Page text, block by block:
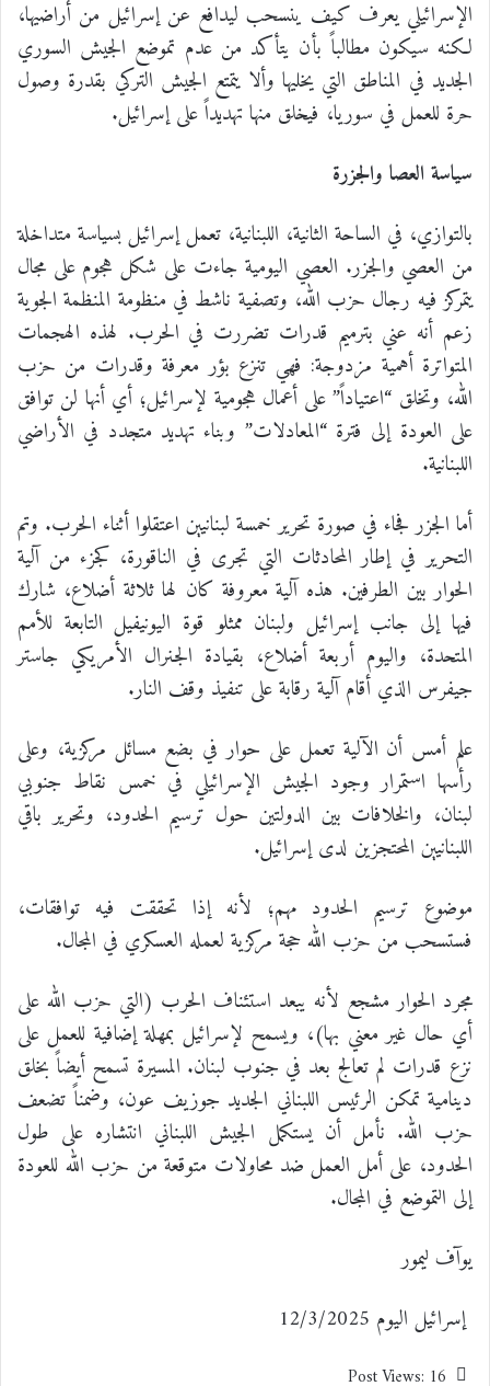
الإسرائيلي يعرف كيف ينسحب ليدافع عن إسرائيل من أراضيها،
لكنه سيكون مطالباً بأن يتأكد من عدم تموضع الجيش السوري
الجديد في المناطق التي يخليها وألا يتمتع الجيش التركي بقدرة وصول
حرة للعمل في سوريا، فيخلق منها تهديداً على إسرائيل.
سياسة العصا والجزرة
بالتوازي، في الساحة الثانية، اللبنانية، تعمل إسرائيل بسياسة متداخلة
من العصي والجزر. العصي اليومية جاءت على شكل هجوم على مجال
يتمركز فيه رجال حزب الله، وتصفية ناشط في منظومة المنظمة الجوية
زعم أنه عني بترميم قدرات تضررت في الحرب. لهذه الهجمات
المتواترة أهمية مزدوجة: فهي تنزع بؤر معرفة وقدرات من حزب
الله، وتخلق “اعتياداً” على أعمال هجومية لإسرائيل؛ أي أنها لن توافق
على العودة إلى فترة “المعادلات” وبناء تهديد متجدد في الأراضي
اللبنانية.
أما الجزر فجاء في صورة تحرير خمسة لبنانيين اعتقلوا أثناء الحرب. وتم
التحرير في إطار المحادثات التي تجرى في الناقورة، كجزء من آلية
الحوار بين الطرفين. هذه آلية معروفة كان لها ثلاثة أضلاع، شارك
فيها إلى جانب إسرائيل ولبنان ممثلو قوة اليونيفيل التابعة للأمم
المتحدة، واليوم أربعة أضلاع، بقيادة الجنرال الأمريكي جاستر
جيفرس الذي أقام آلية رقابة على تنفيذ وقف النار.
علم أمس أن الآلية تعمل على حوار في بضع مسائل مركزية، وعلى
رأسها استمرار وجود الجيش الإسرائيلي في خمس نقاط جنوبي
لبنان، والخلافات بين الدولتين حول ترسيم الحدود، وتحرير باقي
اللبنانيين المحتجزين لدى إسرائيل.
موضوع ترسيم الحدود مهم؛ لأنه إذا تحققت فيه توافقات،
فستسحب من حزب الله حجة مركزية لعمله العسكري في المجال.
مجرد الحوار مشجع لأنه يبعد استئناف الحرب (التي حزب الله على
أي حال غير معني بها)، ويسمح لإسرائيل بمهلة إضافية للعمل على
نزع قدرات لم تعالج بعد في جنوب لبنان. المسيرة تسمح أيضاً بخلق
دينامية تمكن الرئيس اللبناني الجديد جوزيف عون، وضمناً تضعف
حزب الله. نأمل أن يستكمل الجيش اللبناني انتشاره على طول
الحدود، على أمل العمل ضد محاولات متوقعة من حزب الله للعودة
إلى التموضع في المجال.
يوآف ليمور
إسرائيل اليوم 12/3/2025
Post Views: 16